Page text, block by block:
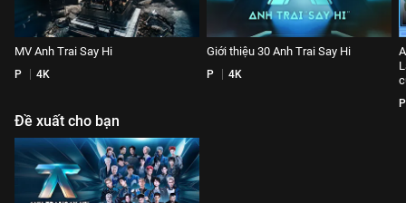
MV Anh Trai Say Hi
P 4K
Giới thiệu 30 Anh Trai Say Hi
P 4K
P
Đề xuất cho bạn